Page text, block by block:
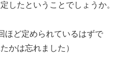
したということでしょうか。
ほど定められているはずで
かは忘れました）